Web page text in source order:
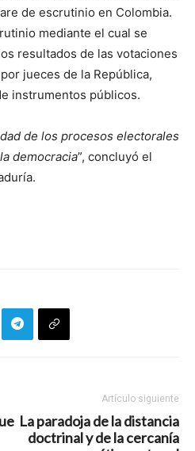
de escrutinio en Colombia.
mediante el cual se
resultados de las votaciones
jueces de la República,
instrumentos públicos.
de los procesos electorales
democracia”, concluyó el
Artículo siguiente
La paradoja de la distancia
doctrinal y de la cercanía